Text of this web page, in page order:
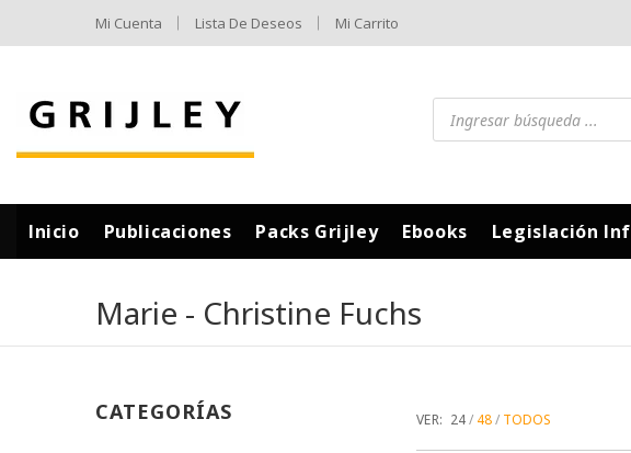
Mi Cuenta Lista De Deseos Mi Carrito
Inicio Publicaciones Packs Grijley Ebooks Legislación
Marie - Christine Fuchs
VER: 24 48 TODOS
CATEGORÍAS